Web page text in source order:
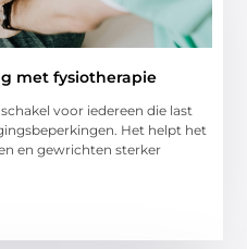
met fysiotherapie
voor iedereen die last
Het helpt het
en gewrichten sterker